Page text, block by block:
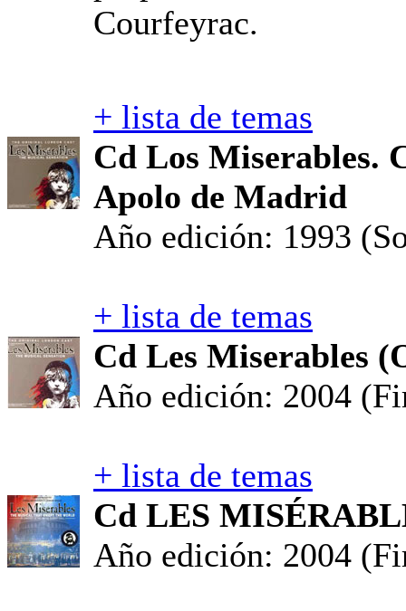
Courfeyrac.
+ lista de temas
Cd Los Miserables.
Apolo de Madrid
Año edición: 1993
+ lista de temas
Cd Les Miserables
Año edición: 2004
+ lista de temas
Cd LES
Año edición: 2004